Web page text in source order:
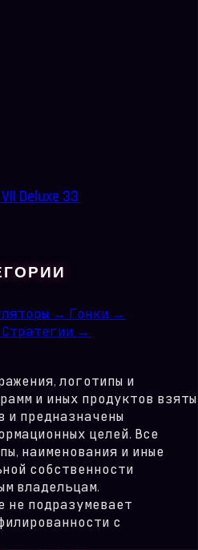
Deluxe 33
→ Гонки →
Стратегии →
логотипы и
и иных продуктов взяты
и предназначены
целей. Все
наименования и иные
собственности
владельцам.
не подразумевает
с